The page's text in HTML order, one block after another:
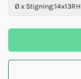
Ø x Stigning:14x13RH